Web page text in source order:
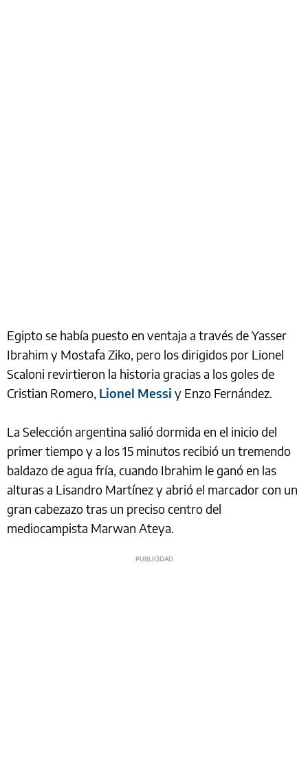
Egipto se había puesto en ventaja a través de Yasser
Ibrahim y Mostafa Ziko, pero los dirigidos por Lionel
Scaloni revirtieron la historia gracias a los goles de
Cristian Romero, Lionel Messi y Enzo Fernández.
La Selección argentina salió dormida en el inicio del
primer tiempo y a los 15 minutos recibió un tremendo
baldazo de agua fría, cuando Ibrahim le ganó en las
alturas a Lisandro Martínez y abrió el marcador con un
gran cabezazo tras un preciso centro del
mediocampista Marwan Ateya.